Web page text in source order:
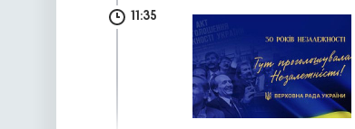
11:35